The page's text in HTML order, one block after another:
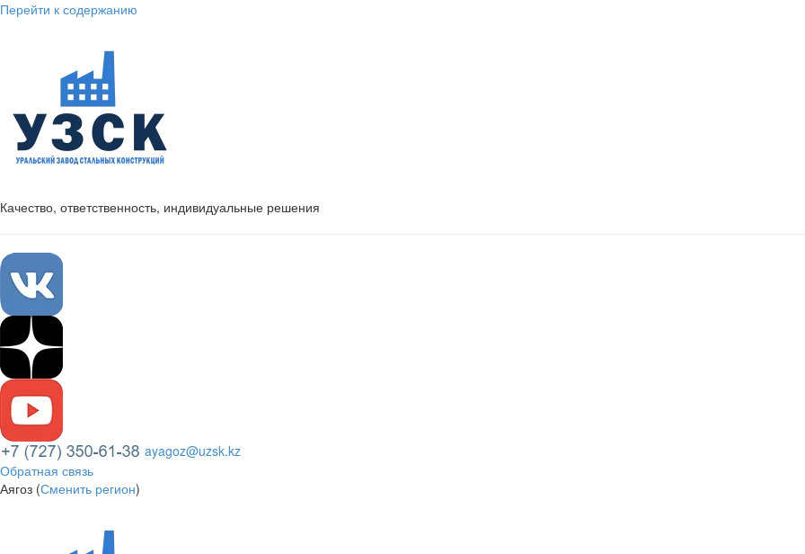
Перейти к содержанию
Качество, ответственность, индивидуальные решения
ayagoz@uzsk.kz
Обратная связь
Аягоз (Сменить регион)